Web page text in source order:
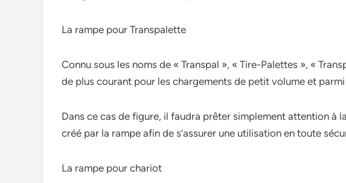
La rampe pour Transpalette
Connu sous les noms de « Transpal », « Tire-Palettes », «
de plus courant pour les chargements de petit volume et
Dans ce cas de figure, il faudra prêter simplement attention à
créé par la rampe afin de s’assurer une utilisation en toute
La rampe pour chariot